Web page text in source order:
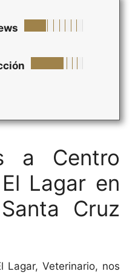
a Centro
Lagar en
Cruz
Lagar, Veterinario, nos